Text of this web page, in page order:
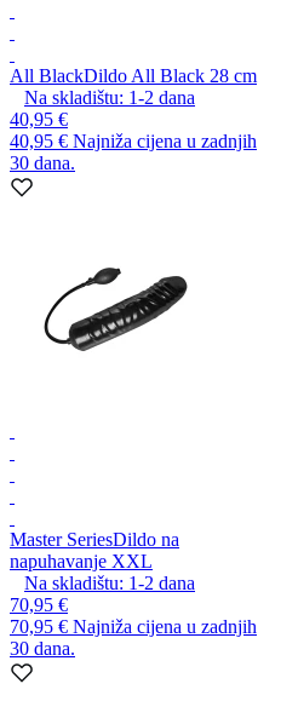
All BlackDildo All Black 28 cm
Na skladištu: 1-2 dana
40,95 €
40,95 € Najniža cijena u zadnjih
30 dana.
Master SeriesDildo na
napuhavanje XXL
Na skladištu: 1-2 dana
70,95 €
70,95 € Najniža cijena u zadnjih
30 dana.